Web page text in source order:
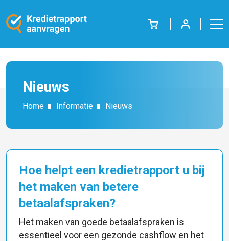
Nieuws
Home Informatie Nieuws
Hoe helpt een kredietrapport u bij
het maken van betere
betaalafspraken?
Het maken van goede betaalafspraken is
essentieel voor een gezonde cashflow en het